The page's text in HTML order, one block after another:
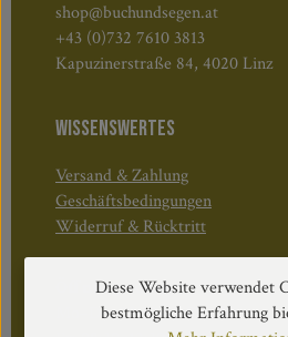
shop@buchundsegen.at
+43 (0)732 7610 3813
Kapuzinerstraße 84, 4020 Linz
WISSENSWERTES
Versand & Zahlung
Geschäftsbedingungen
Widerruf & Rücktritt
Öffnungszeiten:
Mo–Do: 08:30–17:00 Uhr
Diese Website verwendet
bestmögliche Erfahrung